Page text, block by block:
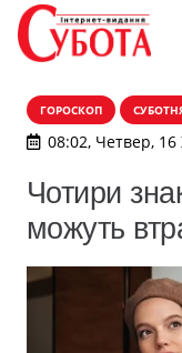
ГОРОСКОП
08:02, Четвер,
Чотири
можуть